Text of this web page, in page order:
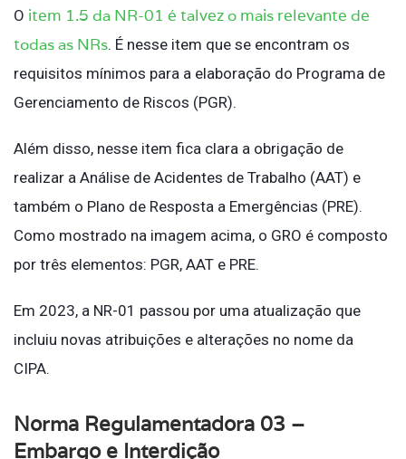
O item 1.5 da NR-01 é talvez o mais relevante de
todas as NRs. É nesse item que se encontram os
requisitos mínimos para a elaboração do Programa de
Gerenciamento de Riscos (PGR).
Além disso, nesse item fica clara a obrigação de
realizar a Análise de Acidentes de Trabalho (AAT) e
também o Plano de Resposta a Emergências (PRE).
Como mostrado na imagem acima, o GRO é composto
por três elementos: PGR, AAT e PRE.
Em 2023, a NR-01 passou por uma atualização que
incluiu novas atribuições e alterações no nome da
CIPA.
Norma Regulamentadora 03 –
Embargo e Interdição